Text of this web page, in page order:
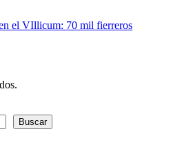
el VIllicum: 70 mil fierreros
Buscar